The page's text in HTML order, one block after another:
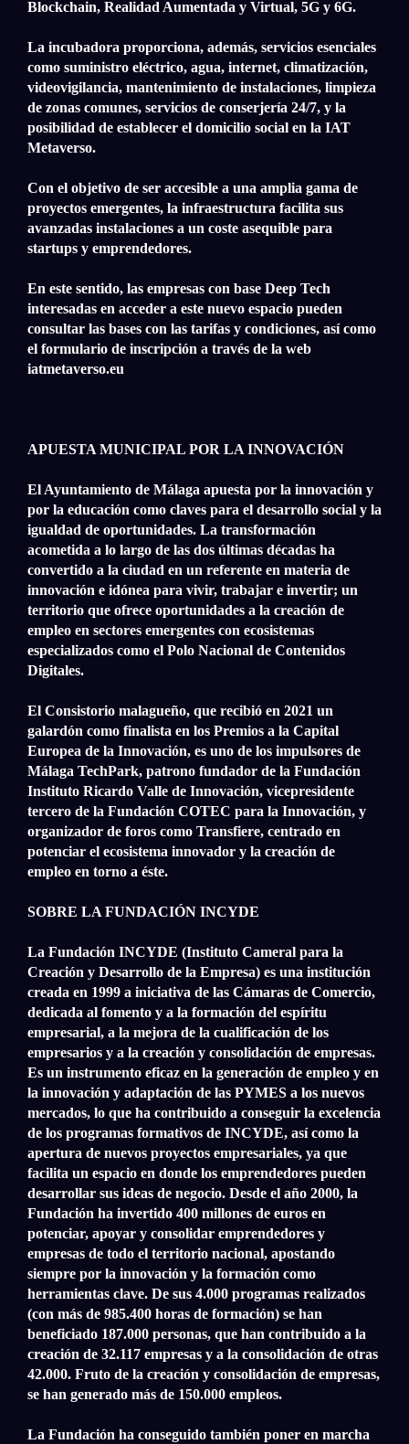
Blockchain, Realidad Aumentada y Virtual, 5G y 6G.
La incubadora proporciona, además, servicios esenciales
como suministro eléctrico, agua, internet, climatización,
videovigilancia, mantenimiento de instalaciones, limpieza
de zonas comunes, servicios de conserjería 24/7, y la
posibilidad de establecer el domicilio social en la IAT
Metaverso.
Con el objetivo de ser accesible a una amplia gama de
proyectos emergentes, la infraestructura facilita sus
avanzadas instalaciones a un coste asequible para
startups y emprendedores.
En este sentido, las empresas con base Deep Tech
interesadas en acceder a este nuevo espacio pueden
consultar las bases con las tarifas y condiciones, así como
el formulario de inscripción a través de la web
iatmetaverso.eu
APUESTA MUNICIPAL POR LA INNOVACIÓN
El Ayuntamiento de Málaga apuesta por la innovación y
por la educación como claves para el desarrollo social y la
igualdad de oportunidades. La transformación
acometida a lo largo de las dos últimas décadas ha
convertido a la ciudad en un referente en materia de
innovación e idónea para vivir, trabajar e invertir; un
territorio que ofrece oportunidades a la creación de
empleo en sectores emergentes con ecosistemas
especializados como el Polo Nacional de Contenidos
Digitales.
El Consistorio malagueño, que recibió en 2021 un
galardón como finalista en los Premios a la Capital
Europea de la Innovación, es uno de los impulsores de
Málaga TechPark, patrono fundador de la Fundación
Instituto Ricardo Valle de Innovación, vicepresidente
tercero de la Fundación COTEC para la Innovación, y
organizador de foros como Transfiere, centrado en
potenciar el ecosistema innovador y la creación de
empleo en torno a éste.
SOBRE LA FUNDACIÓN INCYDE
La Fundación INCYDE (Instituto Cameral para la
Creación y Desarrollo de la Empresa) es una institución
creada en 1999 a iniciativa de las Cámaras de Comercio,
dedicada al fomento y a la formación del espíritu
empresarial, a la mejora de la cualificación de los
empresarios y a la creación y consolidación de empresas.
Es un instrumento eficaz en la generación de empleo y en
la innovación y adaptación de las PYMES a los nuevos
mercados, lo que ha contribuido a conseguir la excelencia
de los programas formativos de INCYDE, así como la
apertura de nuevos proyectos empresariales, ya que
facilita un espacio en donde los emprendedores pueden
desarrollar sus ideas de negocio. Desde el año 2000, la
Fundación ha invertido 400 millones de euros en
potenciar, apoyar y consolidar emprendedores y
empresas de todo el territorio nacional, apostando
siempre por la innovación y la formación como
herramientas clave. De sus 4.000 programas realizados
(con más de 985.400 horas de formación) se han
beneficiado 187.000 personas, que han contribuido a la
creación de 32.117 empresas y a la consolidación de otras
42.000. Fruto de la creación y consolidación de empresas,
se han generado más de 150.000 empleos.
La Fundación ha conseguido también poner en marcha